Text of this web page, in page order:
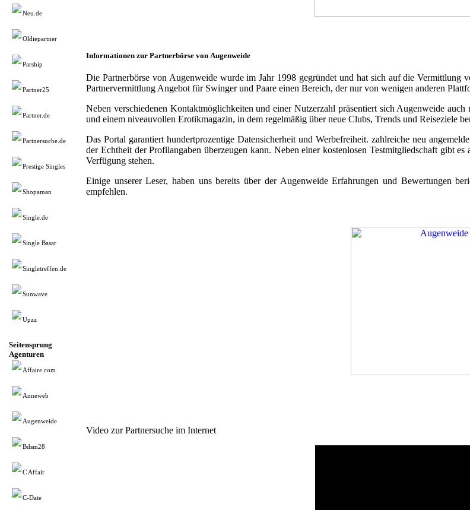
Neu.de
Oldiepartner
Parship
Partner25
Partner.de
Partnersuche.de
Prestige Singles
Shopaman
Single.de
Single Basar
Singletreffen.de
Sunwave
Upzz
Seitensprung
Agenturen
Affaire.com
Anneweb
Augenweide
Bdsm28
C Affair
C-Date
Informationen zur Partnerbörse von Augenweide
Die Partnerbörse von Augenweide wurde im Jahr 1998 gegründet und hat sich auf die Vermittlung
Partnervermittlung Angebot für Swinger und Paare einen Bereich, der nur von wenigen anderen
Neben verschiedenen Kontaktmöglichkeiten und einer Nutzerzahl präsentiert sich Augenweide
und einem niveauvollen Erotikmagazin, in dem regelmäßig über neue Clubs, Trends und Reiseziele
Das Portal garantiert hundertprozentige Datensicherheit und Werbefreiheit. zahlreiche neu
der Echtheit der Profilangaben überzeugen kann. Neben einer kostenlosen Testmitgliedschaft gibt
Verfügung stehen.
Einige unserer Leser, haben uns bereits über der Augenweide Erfahrungen und Bewertungen
empfehlen.
Video zur Partnersuche im Internet